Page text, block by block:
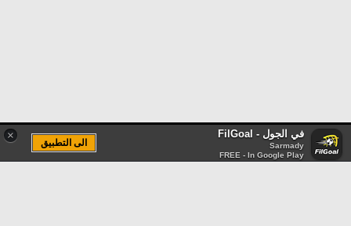
× في الجول - FilGoal
Sarmady
FREE - In Google Play
الى التطبيق